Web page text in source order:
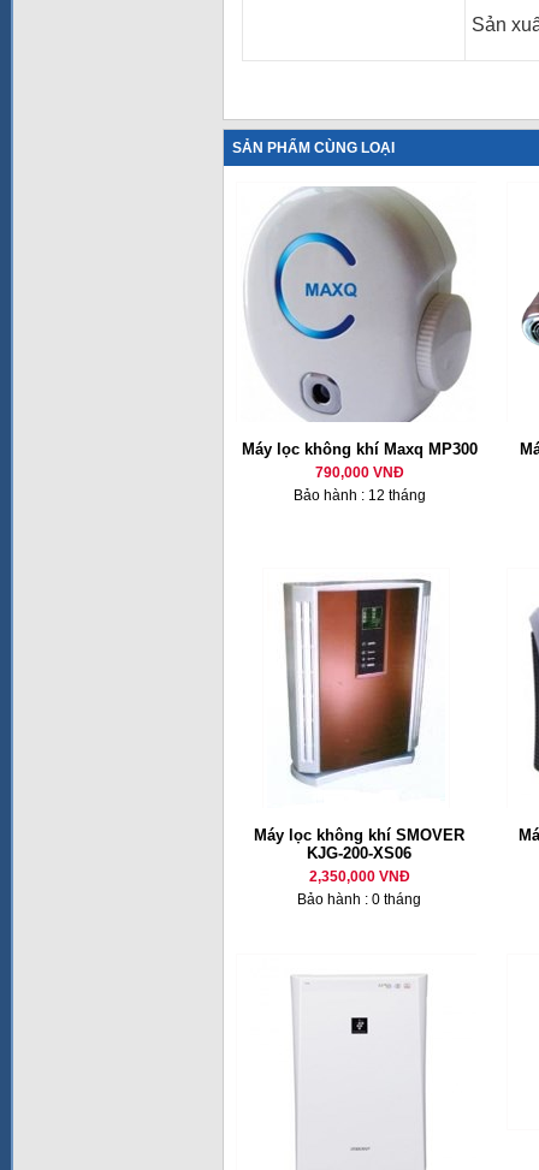
Sản
SẢN PHẨM CÙNG LOẠI
Máy lọc không khí Maxq MP300
790,000 VNĐ
Bảo hành : 12 tháng
Máy lọc không khí SMOVER
KJG-200-XS06
2,350,000 VNĐ
Bảo hành : 0 tháng